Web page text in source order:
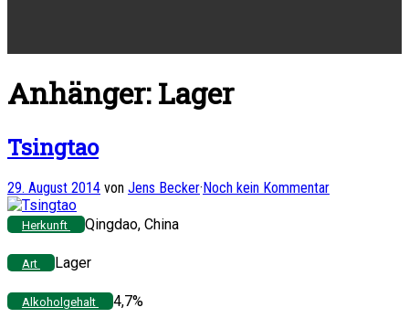
Anhänger: Lager
Tsingtao
29. August 2014 von Jens Becker· Noch kein Kommentar
Herkunft Qingdao, China
Art Lager
Alkoholgehalt 4,7%